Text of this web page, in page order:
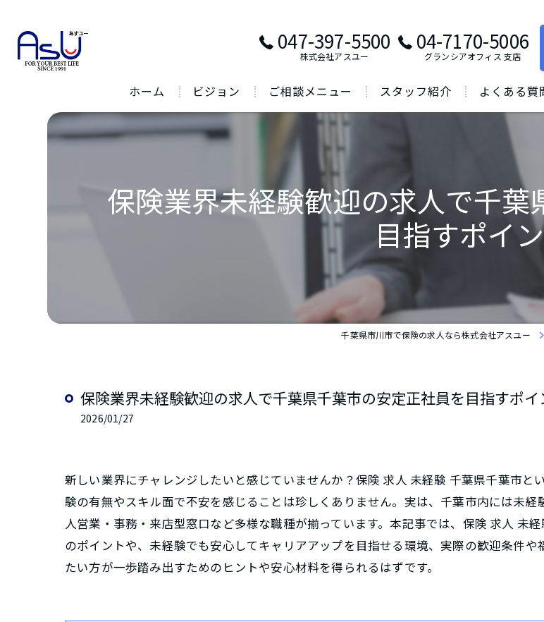
047-397-5500
株式会社アスユー
04-7170-5006
グランシアオフィス ⽀店
ホーム ビジョン ご相談メニュー スタッフ紹介 よくある質
保険業界未経験歓迎の求人で千葉
目指すポイ
千葉県市川市で保険の求人なら株式会社アスユー
保険業界未経験歓迎の求人で千葉県千葉市の安定正社員を目指すポイ
2026/01/27
新しい業界にチャレンジしたいと感じていませんか？保険 求人 未経験 千葉県千葉市
験の有無やスキル面で不安を感じることは珍しくありません。実は、千葉市内には未
人営業・事務・来店型窓口など多様な職種が揃っています。本記事では、保険 求人 未
のポイントや、未経験でも安心してキャリアアップを目指せる環境、実際の歓迎条件
たい方が一歩踏み出すためのヒントや安心材料を得られるはずです。